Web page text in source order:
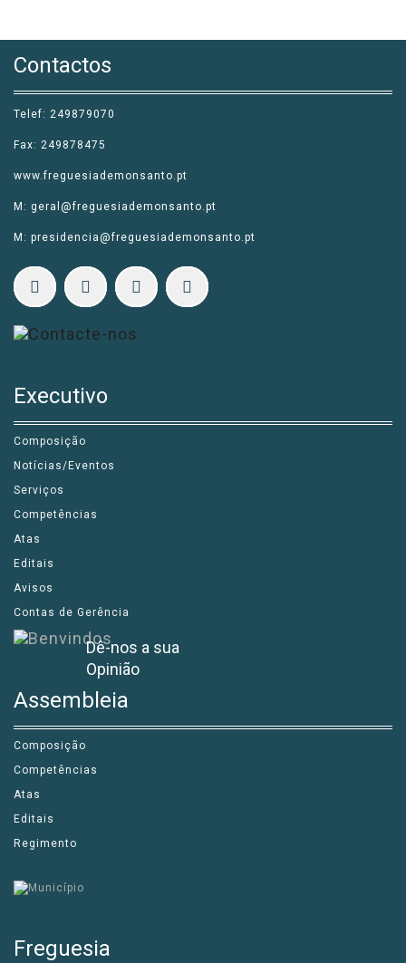
Contactos
Telef: 249879070
Fax: 249878475
www.freguesiademonsanto.pt
M: geral@freguesiademonsanto.pt
M: presidencia@freguesiademonsanto.pt
Executivo
Composição
Notícias/Eventos
Serviços
Competências
Atas
Editais
Avisos
Contas de Gerência
Dê-nos a sua
Opinião
Assembleia
Composição
Competências
Atas
Editais
Regimento
Freguesia